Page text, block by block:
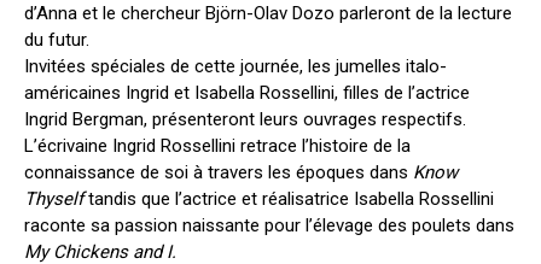
d’Anna et le chercheur Björn-Olav Dozo parleront de la lecture
du futur.
Invitées spéciales de cette journée, les jumelles italo-
américaines Ingrid et Isabella Rossellini, filles de l’actrice
Ingrid Bergman, présenteront leurs ouvrages respectifs.
L’écrivaine Ingrid Rossellini retrace l’histoire de la
connaissance de soi à travers les époques dans Know
Thyselftandis que l’actrice et réalisatrice Isabella Rossellini
raconte sa passion naissante pour l’élevage des poulets dans
My Chickens and I.